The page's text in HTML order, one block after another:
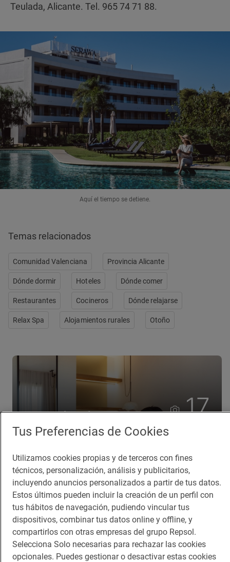
Teulada, Alicante. Tel. 965 74 71 88.
Aquí el tiempo se detiene.
Temas relacionados
Comunidad Valenciana Provincia Alicante
Dónde dormir Hoteles Dónde comer
Restaurantes Cocineros Dónde relajarse
Relax Spa Alojamientos rurales Otoño
Ver galería de fotos completa 17
Lo más visto
Los 11 pueblos más bonitos de
Huesca que visitamos, conocemos y
amamos
Pueblos bonitos de Huesca que no puedes
perderte
Planazos para los días borrascosos
¿Qué hacer un día de lluvia?
Tus Preferencias de Cookies
Utilizamos cookies propias y de terceros con fines
técnicos, personalización, análisis y publicitarios,
incluyendo anuncios personalizados a partir de tus datos.
Estos últimos pueden incluir la creación de un perfil con
tus hábitos de navegación, pudiendo vincular tus
dispositivos, combinar tus datos online y offline, y
compartirlos con otras empresas del grupo Repsol.
Selecciona Solo necesarias para rechazar las cookies
opcionales. Puedes gestionar o desactivar estas cookies